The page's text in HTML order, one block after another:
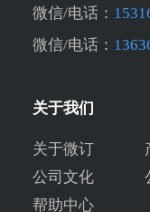
微信/电话：
微信/电话：
关于我们
关于微订
公司文化
帮助中心